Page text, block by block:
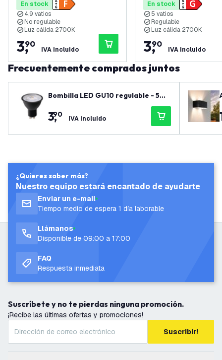
En stock
4,9 vatios
No regulable
Luz cálida 2700K
3,
90
IVA incluido
En stock
5 vatios
Regulable
Luz cálida 2700K
3,
90
IVA incluido
Frecuentemente comprados juntos
Bombilla LED GU10 regulable - 5W
- 3000K - 400 lúmenes - Negro
3,
90 IVA incluido
¿Quieres saber más?
Nuestro equipo estará encantado de ayudarte
Enviar un e-mail
Tiempo medio de espera 1 día laborable
Llámanos
Disponible de 09:00 a 17:00
FAQ
Respuesta inmediata
Suscríbete y no te pierdas ninguna promoción.
¡Recibe las últimas ofertas y promociones!
Suscribir!